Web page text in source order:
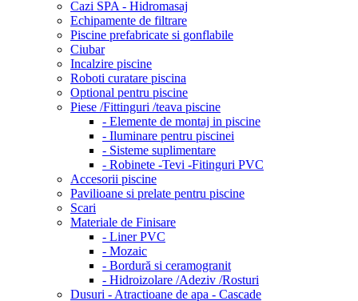
Cazi SPA - Hidromasaj
Echipamente de filtrare
Piscine prefabricate si gonflabile
Ciubar
Incalzire piscine
Roboti curatare piscina
Optional pentru piscine
Piese /Fittinguri /teava piscine
- Elemente de montaj in piscine
- Iluminare pentru piscinei
- Sisteme suplimentare
- Robinete -Tevi -Fitinguri PVC
Accesorii piscine
Pavilioane si prelate pentru piscine
Scari
Materiale de Finisare
- Liner PVC
- Mozaic
- Bordură si ceramogranit
- Hidroizolare /Adeziv /Rosturi
Dusuri - Atractioane de apa - Cascade